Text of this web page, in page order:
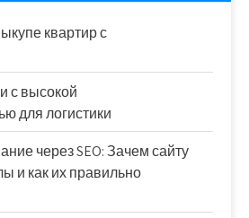
квартир с
с высокой
для логистики
через SEO: Зачем сайту
и как их правильно